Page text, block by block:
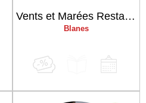
Vents et Marées Restaurant
Blanes